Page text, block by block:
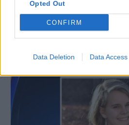
Opted Out
CONFIRM
Data Deletion Data Access
desaparición de Marta
entrega a la Policía
Cecilia G. Balonga
Más artículos de este autor